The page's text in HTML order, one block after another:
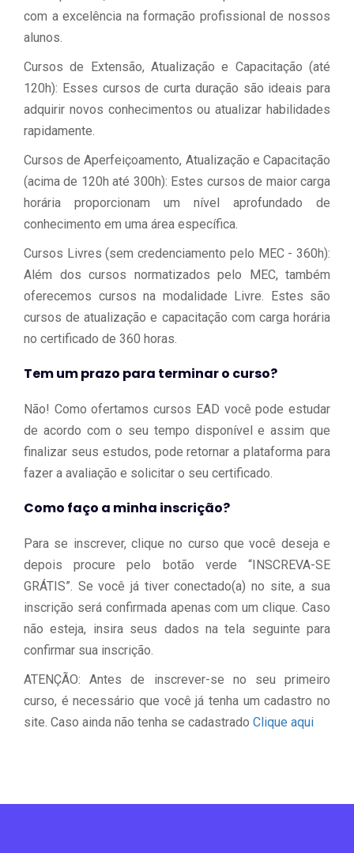
com a excelência na formação profissional de nossos
alunos.
Cursos de Extensão, Atualização e Capacitação (até
120h): Esses cursos de curta duração são ideais para
adquirir novos conhecimentos ou atualizar habilidades
rapidamente.
Cursos de Aperfeiçoamento, Atualização e Capacitação
(acima de 120h até 300h): Estes cursos de maior carga
horária proporcionam um nível aprofundado de
conhecimento em uma área específica.
Cursos Livres (sem credenciamento pelo MEC - 360h):
Além dos cursos normatizados pelo MEC, também
oferecemos cursos na modalidade Livre. Estes são
cursos de atualização e capacitação com carga horária
no certificado de 360 horas.
Tem um prazo para terminar o curso?
Não! Como ofertamos cursos EAD você pode estudar
de acordo com o seu tempo disponível e assim que
finalizar seus estudos, pode retornar a plataforma para
fazer a avaliação e solicitar o seu certificado.
Como faço a minha inscrição?
Para se inscrever, clique no curso que você deseja e
depois procure pelo botão verde “INSCREVA-SE
GRÁTIS”. Se você já tiver conectado(a) no site, a sua
inscrição será confirmada apenas com um clique. Caso
não esteja, insira seus dados na tela seguinte para
confirmar sua inscrição.
ATENÇÃO: Antes de inscrever-se no seu primeiro
curso, é necessário que você já tenha um cadastro no
site. Caso ainda não tenha se cadastrado Clique aqui